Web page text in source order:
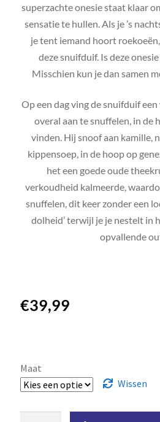
superzachte onesie staat klaar
sensatie te hullen. Als je ’s
je tent iemand hoort
deze snuifduif. Is deze
Misschien kun je dan samen
Op een dag ving de snuifduif
overal aan te snuffelen, in de
vinden. Hij snoof aan kamille,
kippensoep, in de hoop op
het een goede oude
verkoudheid kalmeerde,
snuffelen, dit keer zonder een
dolheid’ terwijl je je nestelt in
opvallende
€39,99
Maat
Wissen